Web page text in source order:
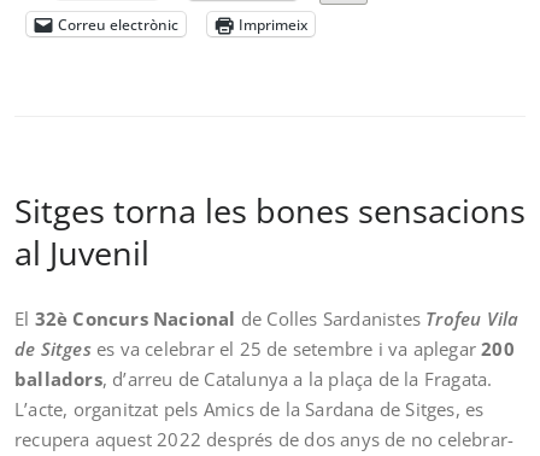
Correu electrònic
Imprimeix
Sitges torna les bones sensacions
al Juvenil
El 32è Concurs Nacional de Colles Sardanistes Trofeu Vila
de Sitgeses va celebrar el 25 de setembre i va aplegar200
balladors, d’arreu de Catalunya a la plaça de la Fragata.
L’acte, organitzat pels Amics de la Sardana de Sitges, es
recupera aquest 2022 després de dos anys de no celebrar-